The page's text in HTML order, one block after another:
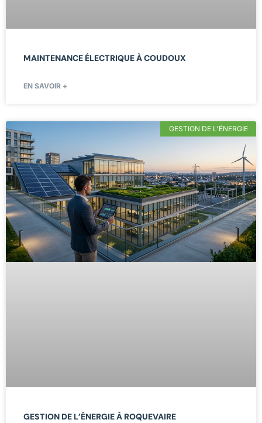
MAINTENANCE ÉLECTRIQUE À COUDOUX
EN SAVOIR +
GESTION DE L'ÉNERGIE
GESTION DE L’ÉNERGIE À ROQUEVAIRE